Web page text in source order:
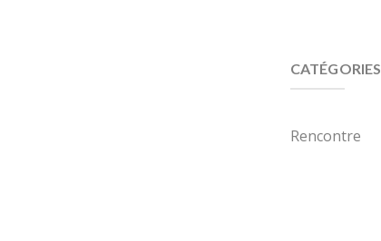
CATÉGORIES
Rencontre